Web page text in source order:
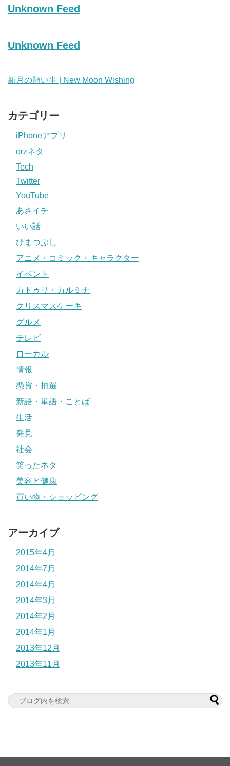
Unknown Feed
Unknown Feed
新月の願い事 | New Moon Wishing
カテゴリー
iPhoneアプリ
orzネタ
Tech
Twitter
YouTube
あさイチ
いい話
ひまつぶし
アニメ・コミック・キャラクター
イベント
カトゥリ・カルミナ
クリスマスケーキ
グルメ
テレビ
ローカル
情報
懸賞・抽選
新語・単語・ことば
生活
発見
社会
笑ったネタ
美容と健康
買い物・ショッピング
アーカイブ
2015年4月
2014年7月
2014年4月
2014年3月
2014年2月
2014年1月
2013年12月
2013年11月